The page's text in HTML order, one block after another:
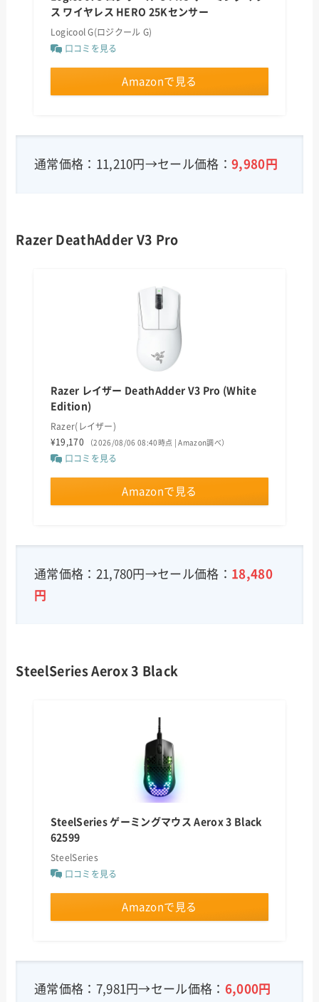
ス ワイヤレス HERO 25Kセンサー
Logicool G(ロジクール G)
口コミを見る
Amazonで見る
通常価格：11,210円→セール価格：9,980 円
Razer DeathAdder V3 Pro
Razer レイザー DeathAdder V3 Pro (White
Edition)
Razer(レイザー)
¥19,170
（2026/08/06 08:40時点 | Amazon調べ）
口コミを見る
Amazonで見る
通常価格：21,780円→セール価格： 18,480
円
SteelSeries Aerox 3 Black
SteelSeries ゲーミングマウス Aerox 3 Black
62599
SteelSeries
口コミを見る
Amazonで見る
通常価格：7,981円→セール価格： 6,000円